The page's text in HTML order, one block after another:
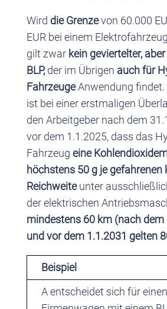
Wird die Grenzevon 60.000
EUR bei einem Elektrofahrzeug
gilt zwarkein geviertelter,
BLP,der im Übrigen auch für
FahrzeugeAnwendung findet.
ist bei einer erstmaligen
den Arbeitgeber nach dem
vor dem 1.1.2025, dass das
Fahrzeug eine
höchstens 50 g je gefahrenen
Reichweiteunter
der elektrischen
mindestens 60 km (nach dem
und vor dem 1.1.2031 gelten
Beispiel
A entscheidet sich für einen